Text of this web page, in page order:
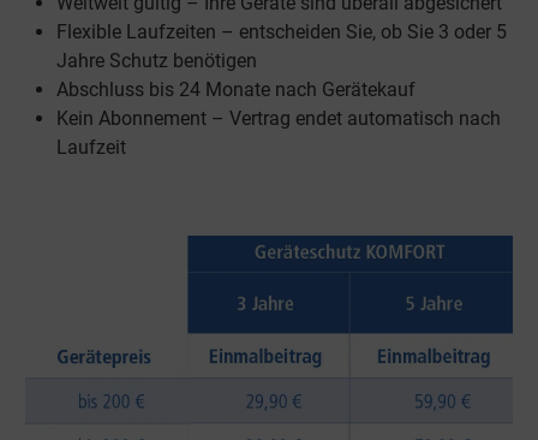
Flexible Laufzeiten – entscheiden Sie, ob Sie 3 oder 5
Jahre Schutz benötigen
Abschluss bis 24 Monate nach Gerätekauf
Kein Abonnement – Vertrag endet automatisch nach
Laufzeit